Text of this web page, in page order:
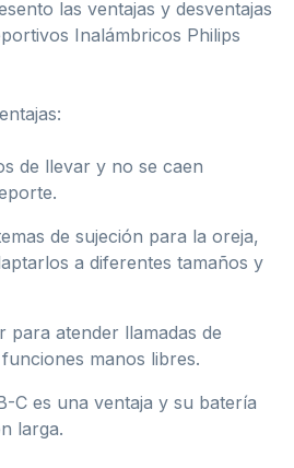
las ventajas y desventajas
Inalámbricos Philips
de llevar y no se caen
de sujeción para la oreja,
a diferentes tamaños y
para atender llamadas de
manos libres.
C es una ventaja y su batería
larga.